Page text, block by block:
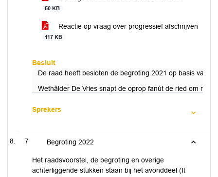
50 KB
Reactie op vraag over progressief afschrijven
117 KB
Besluit
De raad heeft besloten de begroting 2021 op basis van
Wethâlder De Vries snapt de oprop fanút de ried om
Sprekers
7 Begroting 2022
Het raadsvoorstel, de begroting en overige
achterliggende stukken staan bij het avonddeel (It